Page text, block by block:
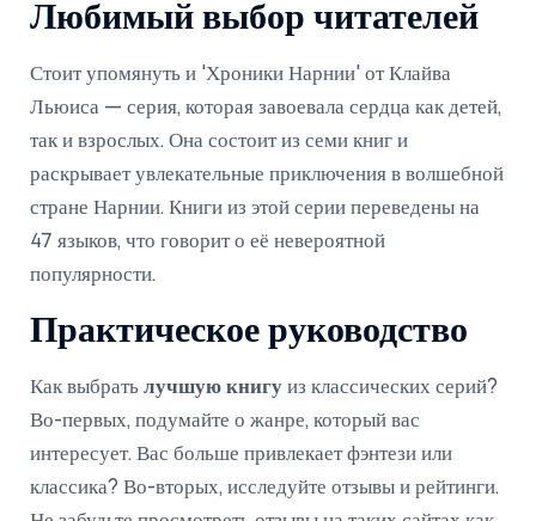
Любимый выбор читателей
Стоит упомянуть и 'Хроники Нарнии' от Клайва
Льюиса — серия, которая завоевала сердца как детей,
так и взрослых. Она состоит из семи книг и
раскрывает увлекательные приключения в волшебной
стране Нарнии. Книги из этой серии переведены на
47 языков, что говорит о её невероятной
популярности.
Практическое руководство
Как выбрать лучшую книгу из классических серий?
Во-первых, подумайте о жанре, который вас
интересует. Вас больше привлекает фэнтези или
классика? Во-вторых, исследуйте отзывы и рейтинги.